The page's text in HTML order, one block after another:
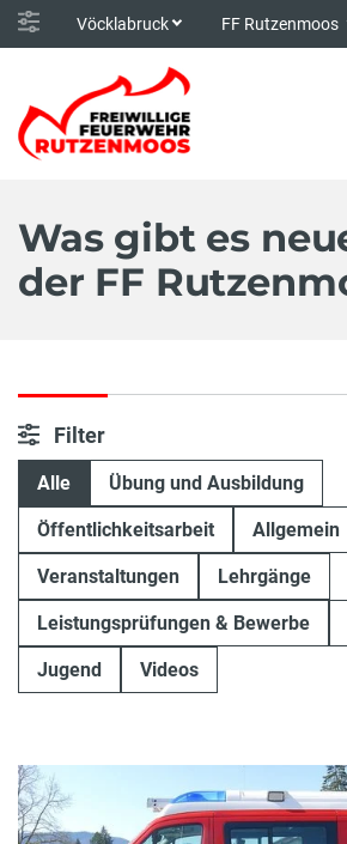
Vöcklabruck FF Rutzenmoos
Was gibt es
der FF
Filter
Alle Übung und Ausbildung
Öffentlichkeitsarbeit Allgemein
Veranstaltungen Lehrgänge
Leistungsprüfungen & Bewerbe
Jugend Videos